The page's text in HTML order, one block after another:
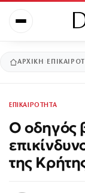
ΑΡΧΙΚΉ
ΕΠΙΚΑΙΡΟΤΗΤΑ
Ο οδηγός
της